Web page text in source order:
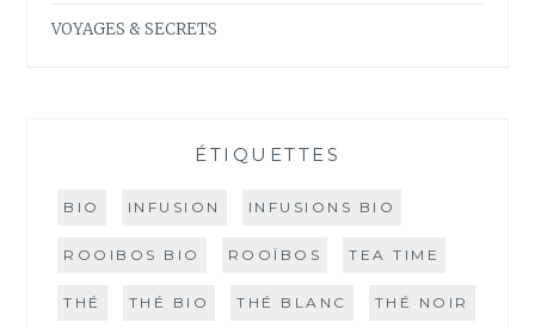
VOYAGES & SECRETS
ÉTIQUETTES
BIO INFUSION INFUSIONS BIO
ROOIBOS BIO ROOÏBOS TEA TIME
THÉ THÉ BIO THÉ BLANC THÉ NOIR